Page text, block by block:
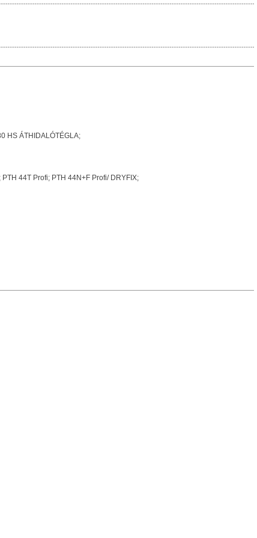
HS ÁTHIDALÓTÉGLA;
44T Profi; PTH 44N+F Profi/ DRYFIX;